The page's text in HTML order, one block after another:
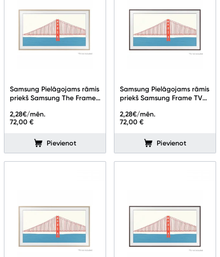
Samsung Pielāgojams rāmis
priekš Samsung The Frame
72,00 €
2,28€/mēn.
Pievienot
Samsung Pielāgojams rāmis
priekš Samsung Frame TV
72,00 €
2,28€/mēn.
Pievienot